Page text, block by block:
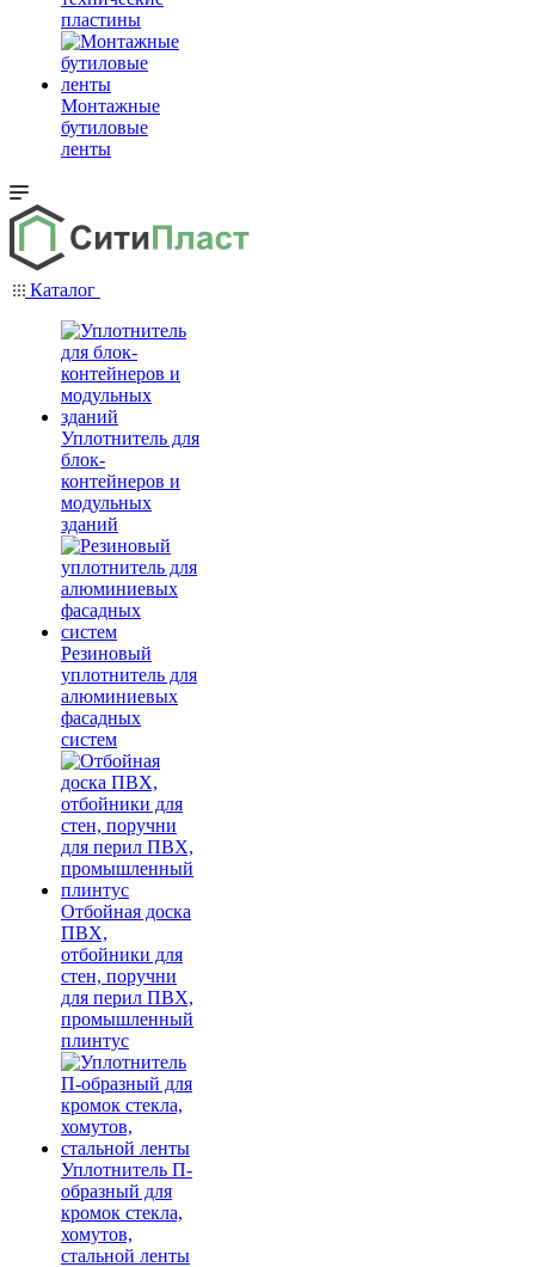
пластины
Монтажные
бутиловые
ленты
Каталог
Уплотнитель для
блок-
контейнеров и
модульных
зданий
Резиновый
уплотнитель для
алюминиевых
фасадных
систем
Отбойная доска
ПВХ,
отбойники для
стен, поручни
для перил ПВХ,
промышленный
плинтус
Уплотнитель П-
образный для
кромок стекла,
хомутов,
стальной ленты